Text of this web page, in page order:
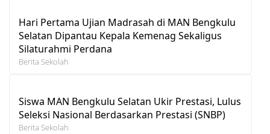
Hari Pertama Ujian Madrasah di MAN Bengkulu
Selatan Dipantau Kepala Kemenag Sekaligus
Silaturahmi Perdana
Berita Sekolah
Siswa MAN Bengkulu Selatan Ukir Prestasi, Lulus
Seleksi Nasional Berdasarkan Prestasi (SNBP)
Berita Sekolah